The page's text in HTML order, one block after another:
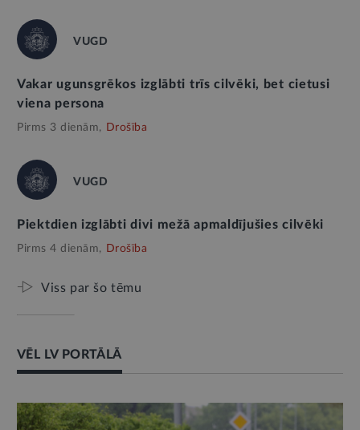
VUGD
Vakar ugunsgrēkos izglābti trīs cilvēki, bet cietusi
viena persona
Pirms 3 dienām, Drošība
VUGD
Piektdien izglābti divi mežā apmaldījušies cilvēki
Pirms 4 dienām, Drošība
Viss par šo tēmu
VĒL LV PORTĀLĀ